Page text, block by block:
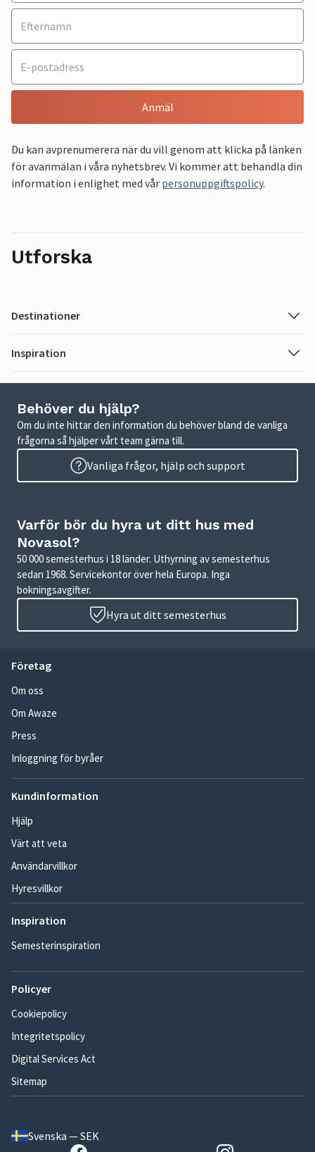
Anmäl
Du kan avprenumerera när du vill genom att klicka på länken
för avanmälan i våra nyhetsbrev. Vi kommer att behandla din
information i enlighet med vår personuppgiftspolicy.
Utforska
Destinationer
Inspiration
Behöver du hjälp?
Om du inte hittar den information du behöver bland de vanliga
frågorna så hjälper vårt team gärna till.
Vanliga frågor, hjälp och support
Varför bör du hyra ut ditt hus med
Novasol?
50 000 semesterhus i 18 länder. Uthyrning av semesterhus
sedan 1968. Servicekontor över hela Europa. Inga
bokningsavgifter.
Hyra ut ditt semesterhus
Företag
Om oss
Om Awaze
Press
Inloggning för byråer
Kundinformation
Hjälp
Värt att veta
Användarvillkor
Hyresvillkor
Inspiration
Semesterinspiration
Policyer
Cookiepolicy
Integritetspolicy
Digital Services Act
Sitemap
Svenska — SEK